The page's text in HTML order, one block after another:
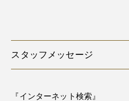
スタッフメッセージ
『インターネット検索』